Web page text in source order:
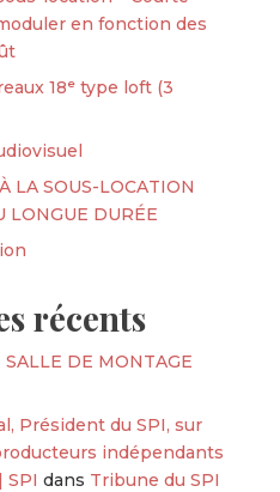
en fonction des
18ᵉ type loft (3
LA SOUS-LOCATION
LONGUE DURÉE
récents
SALLE DE MONTAGE
Président du SPI, sur
indépendants
SPI dans Tribune du SPI